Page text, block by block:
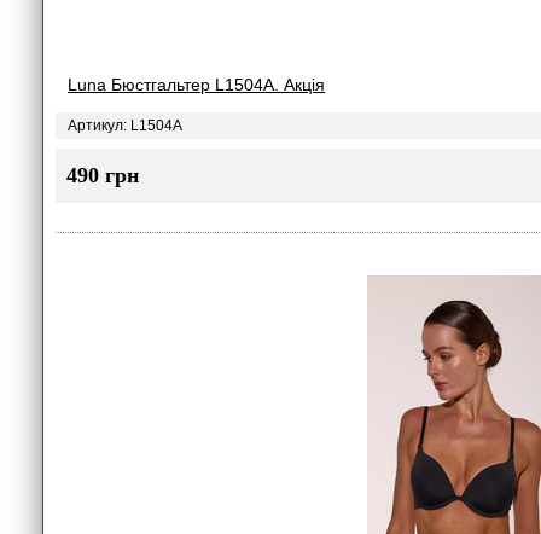
Luna Бюстгальтер L1504A. Акція
Артикул: L1504A
490 грн